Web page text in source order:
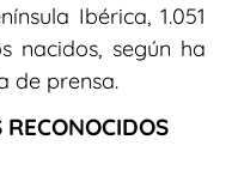
Ibérica, 1.051
nacidos, según ha
de prensa.
RECONOCIDOS